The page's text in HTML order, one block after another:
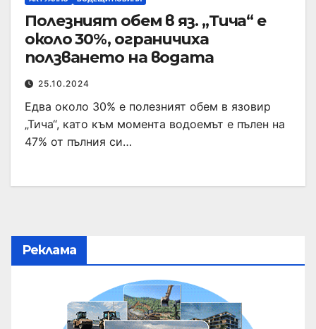
Полезният обем в яз. „Тича“ е
около 30%, ограничиха
ползването на водата
25.10.2024
Едва около 30% е полезният обем в язовир
„Тича“, като към момента водоемът е пълен на
47% от пълния си…
Реклама